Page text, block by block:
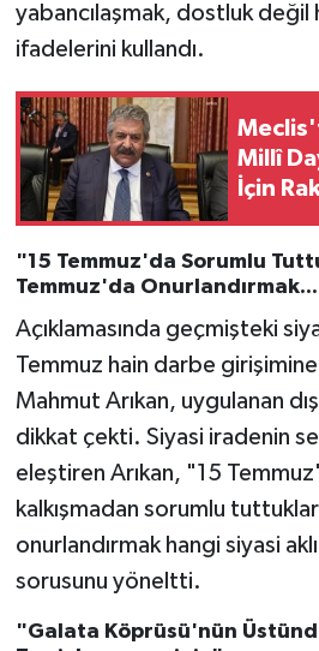
yabancılaşmak, dostluk değil
ifadelerini kullandı.
Millî
İçin
"15 Temmuz'da Sorumlu
Temmuz'da
Açıklamasında geçmişteki
Temmuz hain darbe
Mahmut Arıkan, uygulanan
dikkat çekti. Siyasi iradenin
eleştiren Arıkan, "15
kalkışmadan sorumlu
onurlandırmak hangi siyasi
sorusunu yöneltti.
"Galata Köprüsü'nün